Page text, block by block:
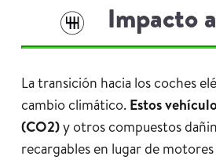
Impacto
La transición hacia los coches
cambio climático. Estos
(CO2)y otros compuestos
recargables en lugar de